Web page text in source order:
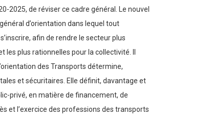
de réviser ce cadre général. Le nouvel
d’orientation dans lequel tout
afin de rendre le secteur plus
plus rationnelles pour la collectivité. Il
des Transports détermine,
et sécuritaires. Elle définit, davantage et
privé, en matière de financement, de
et l’exercice des professions des transports